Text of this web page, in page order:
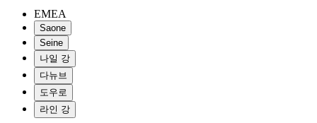
EMEA
Saone
Seine
나일 강
다뉴브
도우로
라인 강